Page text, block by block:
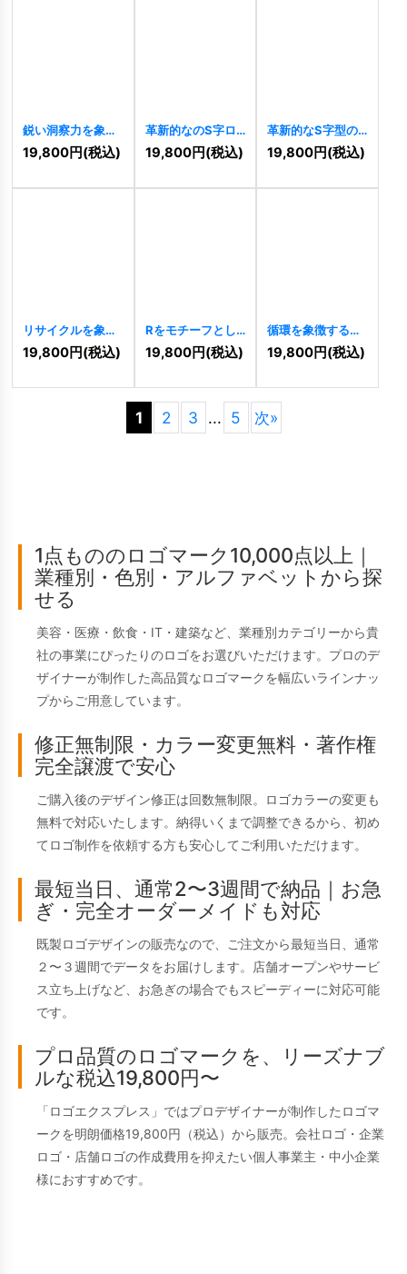
鋭い洞察力を象徴
する目のロゴ
9099 ]
19,800円(税込)
革新的なのS字ロ
ゴ[ 9089]
19,800円(税込)
革新的なS字型の
矢印ロゴ[9074]
19,800円(税込)
リサイクルを象徴
するXのロゴ
9070
19,800円(税込)
Rをモチーフとし
た矢印ロゴ
9065
19,800円(税込)
循環を象徴するリ
サイクルのロゴ
9056 ]
19,800円(税込)
1 2 3 ... 5 次»
1点もののロゴマーク10,000点以上｜
業種別・色別・アルファベットから探
せる
美容・医療・飲食・IT・建築など、業種別カテゴリーから貴
社の事業にぴったりのロゴをお選びいただけます。プロのデ
ザイナーが制作した高品質なロゴマークを幅広いラインナッ
プからご用意しています。
修正無制限・カラー変更無料・著作権
完全譲渡で安心
ご購入後のデザイン修正は回数無制限。ロゴカラーの変更も
無料で対応いたします。納得いくまで調整できるから、初め
てロゴ制作を依頼する方も安心してご利用いただけます。
最短当日、通常2〜3週間で納品｜お急
ぎ・完全オーダーメイドも対応
既製ロゴデザインの販売なので、ご注文から最短当日、通常
２〜３週間でデータをお届けします。店舗オープンやサービ
ス立ち上げなど、お急ぎの場合でもスピーディーに対応可能
です。
プロ品質のロゴマークを、リーズナブ
ルな税込19,800円〜
「ロゴエクスプレス」ではプロデザイナーが制作したロゴマ
ークを明朗価格19,800円（税込）から販売。会社ロゴ・企業
ロゴ・店舗ロゴの作成費用を抑えたい個人事業主・中小企業
様におすすめです。